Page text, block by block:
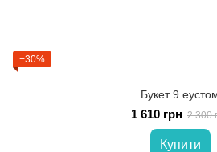
−30%
Букет 9
1 610 грн 2 300
Купити